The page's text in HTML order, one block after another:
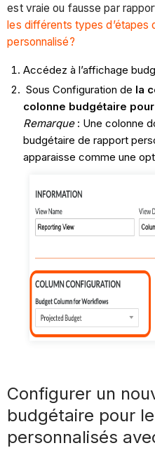
est vraie ou fausse par
les différents types d’étapes
personnalisé?
Accédez à l’affichage
Sous Configuration de la
colonne budgétaire
Remarque: Une colonne
budgétaire de rapport
apparaisse comme une
Configurer un
budgétaire pour
personnalisés